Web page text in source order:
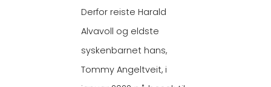
Derfor reiste Harald
Alvavoll og eldste
syskenbarnet hans,
Tommy Angeltveit, i